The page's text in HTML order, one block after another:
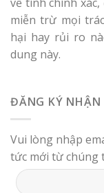
miễn trừ mọi
hại hay rủi ro
dung này.
ĐĂNG KÝ NHẬN
Vui lòng nhập
tức mới từ chúng